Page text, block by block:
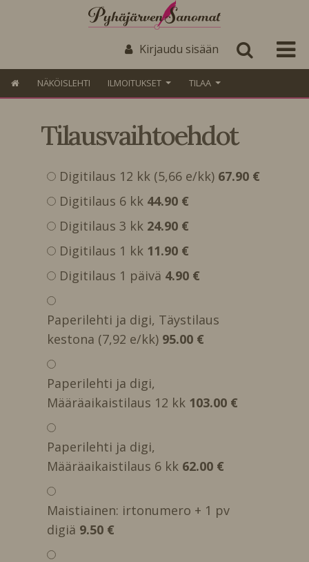
Kirjaudu sisään
NÄKÖISLEHTI ILMOITUKSET TILAA
Tilausvaihtoehdot
Digitilaus 12 kk (5,66 e/kk) 67.90 €
Digitilaus 6 kk 44.90 €
Digitilaus 3 kk 24.90 €
Digitilaus 1 kk 11.90 €
Digitilaus 1 päivä 4.90 €
Paperilehti ja digi, Täystilaus
kestona (7,92 e/kk) 95.00 €
Paperilehti ja digi,
Määräaikaistilaus 12 kk 103.00 €
Paperilehti ja digi,
Määräaikaistilaus 6 kk 62.00 €
Maistiainen: irtonumero + 1 pv
digiä 9.50 €